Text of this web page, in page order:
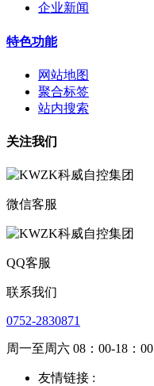
企业新闻
特色功能
网站地图
聚合标签
站内搜索
关注我们
微信客服
QQ客服
联系我们
0752-2830871
周一至周六 08：00-18：00
友情链接 :